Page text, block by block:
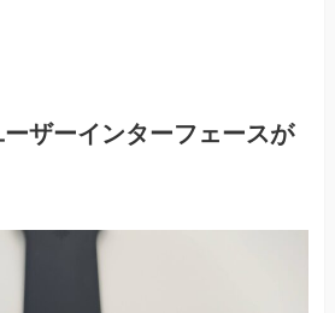
ザーインターフェースが